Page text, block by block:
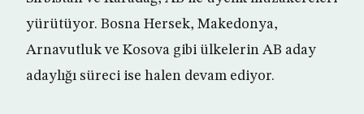
yürütüyor. Bosna Hersek, Makedonya,
Arnavutluk ve Kosova gibi ülkelerin AB aday
adaylığı süreci ise halen devam ediyor.